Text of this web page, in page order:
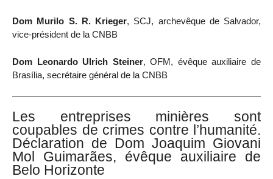
Dom Murilo S. R. Krieger, SCJ, archevêque de Salvador,
vice-président de la CNBB
Dom Leonardo Ulrich Steiner, OFM, évêque auxiliaire de
Brasília, secrétaire général de la CNBB
Les entreprises minières sont
coupables de crimes contre l’humanité.
Déclaration de Dom Joaquim Giovani
Mol Guimarães, évêque auxiliaire de
Belo Horizonte